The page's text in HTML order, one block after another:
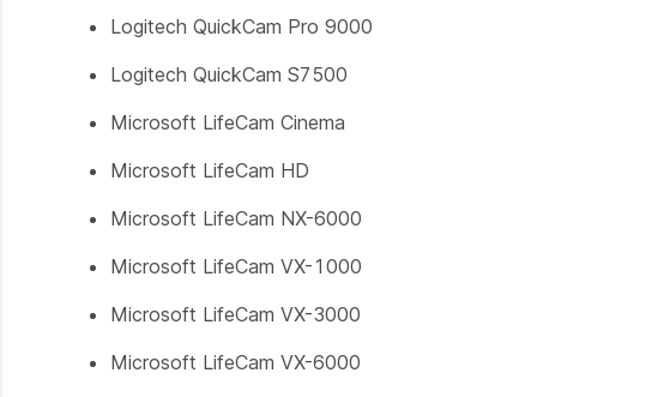
Logitech QuickCam Pro 9000
Logitech QuickCam S7500
Microsoft LifeCam Cinema
Microsoft LifeCam HD
Microsoft LifeCam NX-6000
Microsoft LifeCam VX-1000
Microsoft LifeCam VX-3000
Microsoft LifeCam VX-6000